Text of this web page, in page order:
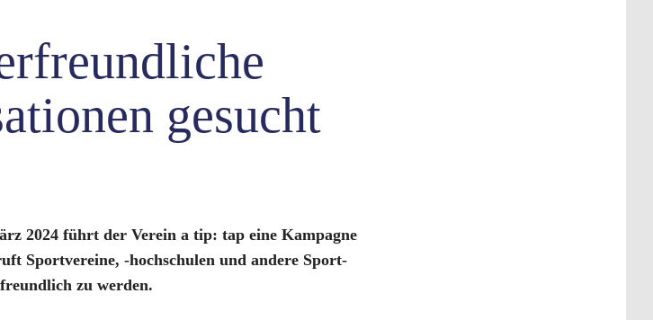
gesucht
2024 führt der Verein a tip: tap eine Kampagne
Sportvereine, -hochschulen und andere Sport-
zu werden.